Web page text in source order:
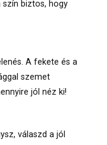
biztos, hogy
A fekete és a
szemet
jól néz ki!
válaszd a jól